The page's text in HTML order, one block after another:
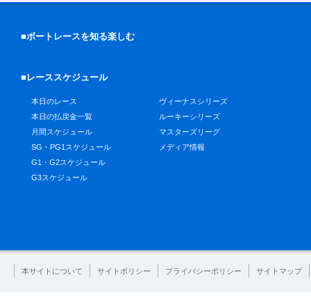
■ボートレースを知る楽しむ
■レーススケジュール
本日のレース
本日の払戻金一覧
月間スケジュール
SG・PG1スケジュール
G1・G2スケジュール
G3スケジュール
ヴィーナスシリーズ
ルーキーシリーズ
マスターズリーグ
メディア情報
本サイトについて サイトポリシー プライバシーポリシー サイトマップ